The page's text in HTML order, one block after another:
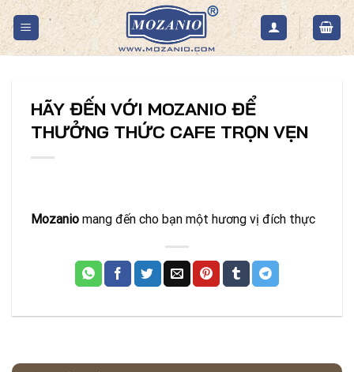
Skip
to
content
HÃY ĐẾN VỚI MOZANIO ĐỂ
THƯỞNG THỨC CAFE TRỌN VẸN
Mozanio mang đến cho bạn một hương vị đích thực